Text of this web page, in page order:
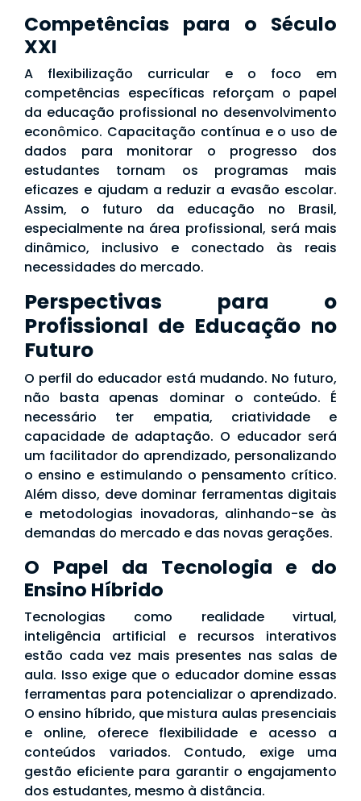
Competências para o Século
XXI
A flexibilização curricular e o foco em
competências específicas reforçam o papel
da educação profissional no desenvolvimento
econômico. Capacitação contínua e o uso de
dados para monitorar o progresso dos
estudantes tornam os programas mais
eficazes e ajudam a reduzir a evasão escolar.
Assim, o futuro da educação no Brasil,
especialmente na área profissional, será mais
dinâmico, inclusivo e conectado às reais
necessidades do mercado.
Perspectivas para o
Profissional de Educação no
Futuro
O perfil do educador está mudando. No futuro,
não basta apenas dominar o conteúdo. É
necessário ter empatia, criatividade e
capacidade de adaptação. O educador será
um facilitador do aprendizado, personalizando
o ensino e estimulando o pensamento crítico.
Além disso, deve dominar ferramentas digitais
e metodologias inovadoras, alinhando-se às
demandas do mercado e das novas gerações.
O Papel da Tecnologia e do
Ensino Híbrido
Tecnologias como realidade virtual,
inteligência artificial e recursos interativos
estão cada vez mais presentes nas salas de
aula. Isso exige que o educador domine essas
ferramentas para potencializar o aprendizado.
O ensino híbrido, que mistura aulas presenciais
e online, oferece flexibilidade e acesso a
conteúdos variados. Contudo, exige uma
gestão eficiente para garantir o engajamento
dos estudantes, mesmo à distância.